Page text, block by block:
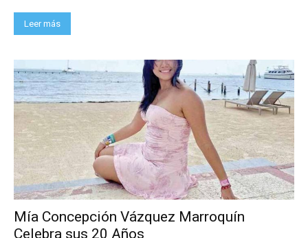
Leer más
Mía Concepción Vázquez Marroquín
Celebra sus 20 Años